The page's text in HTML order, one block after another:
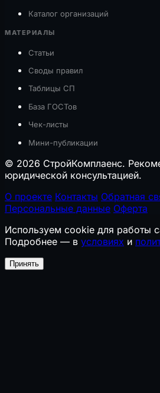
Каталог организаций
МАТЕРИАЛЫ
Статьи
Своды правил
Таблицы СП
База ГОСТов
Чек-листы
Мини-публикации
© 2026 СтройКомплаенс.
юридической консультацией.
О проекте Контакты Обратная
Персональные данные Оферта
Используем cookie для работы
Подробнее — в условиях и
Принять